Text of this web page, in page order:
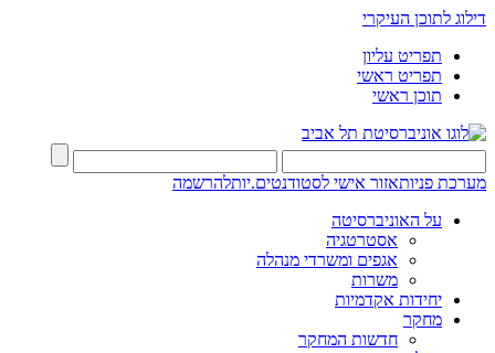
דילוג לתוכן העיקרי
תפריט עליון
תפריט ראשי
תוכן ראשי
מערכת פניותאזור אישי לסטודנטים.יותלהרשמה
על האוניברסיטה
אסטרטגיה
אגפים ומשרדי מנהלה
משרות
יחידות אקדמיות
מחקר
חדשות המחקר